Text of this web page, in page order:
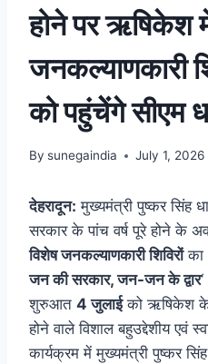
होने पर ऋषिकेश
जनकल्याणकारी
को पहुंचेेंगे सीएम
By sunegaindia July 1, 2026
देहरादून: मुख्यमंत्री पुष्कर सिंह
सरकार के पांच वर्ष पूरे होने के
विशेष जनकल्याणकारी शिविरोंका
जन की सरकार, जन-जन के द्वार
शुरुआत 4 जुलाईको ऋषिकेश
होने वाले विशाल बहुउद्देशीय एवं
कार्यक्रम में मुख्यमंत्री पुष्कर